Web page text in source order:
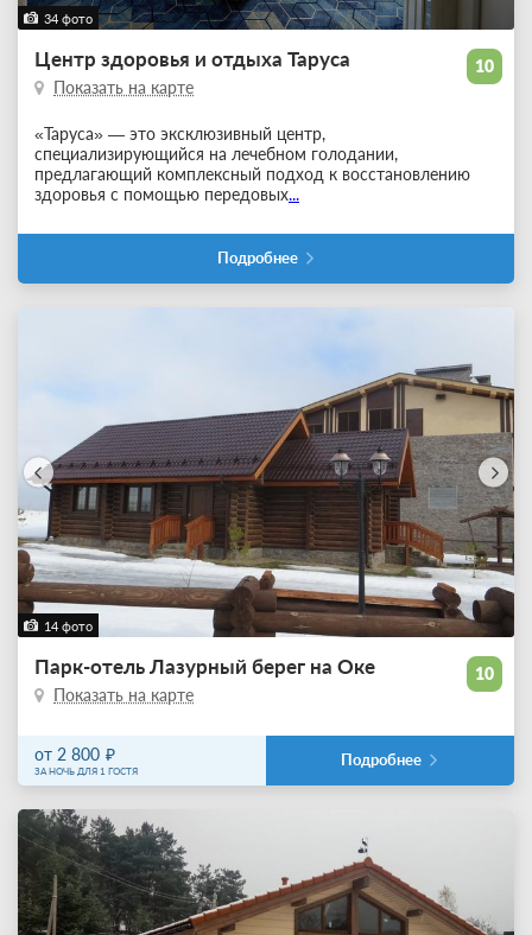
34 фото
10
Центр здоровья и отдыха Таруса
Показать на карте
«Таруса» — это эксклюзивный центр,
специализирующийся на лечебном голодании,
предлагающий комплексный подход к восстановлению
здоровья с помощью передовых...
Подробнее
14 фото
10
Парк-отель Лазурный берег на Оке
Показать на карте
от 2 800
ЗА НОЧЬ ДЛЯ 1 ГОСТЯ
Подробнее